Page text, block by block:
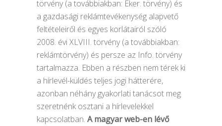
törvény (a továbbiakban: Eker. törvény) és
a gazdasági reklámtevékenység alapvető
feltételeiről és egyes korlátairól szóló
2008. évi XLVIII. törvény (a továbbiakban:
reklámtörvény) és persze az Info. törvény
tartalmazza. Ebben a részben nem térek ki
a hírlevél-küldés teljes jogi hátterére,
azonban néhány gyakorlati tanácsot meg
szeretnénk osztani a hírlevelekkel
kapcsolatban. A magyar web-en lévő